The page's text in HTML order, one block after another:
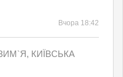
Вчора 18:42
КИЇВСЬКА